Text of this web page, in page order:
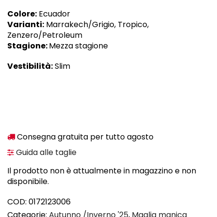
Colore: Ecuador
Varianti: Marrakech/Grigio, Tropico,
Zenzero/Petroleum
Stagione:Mezza stagione
Vestibilità:Slim
Consegna gratuita per tutto agosto
Guida alle taglie
Il prodotto non è attualmente in magazzino e non
disponibile.
COD: 0172123006